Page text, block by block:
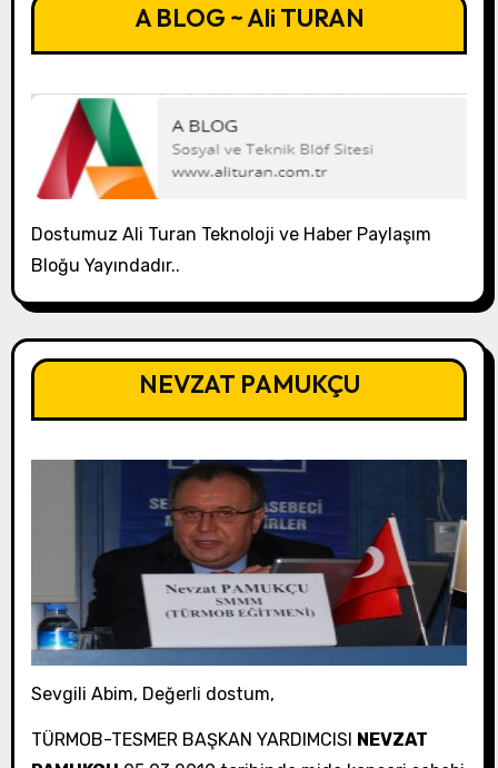
A BLOG ~ Ali TURAN
Dostumuz Ali Turan Teknoloji ve Haber Paylaşım
Bloğu Yayındadır..
NEVZAT PAMUKÇU
Sevgili Abim, Değerli dostum,
TÜRMOB-TESMER BAŞKAN YARDIMCISI
NEVZAT